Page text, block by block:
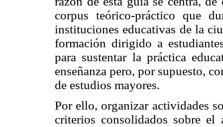
corpus teórico-práctico que
instituciones educativas de la
formación dirigido a
para sustentar la práctica
enseñanza pero, por supuesto,
de estudios mayores.
Por ello, organizar actividades
criterios consolidados sobre el